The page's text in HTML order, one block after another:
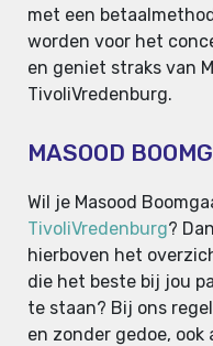
met een
worden voor het
en geniet straks van
TivoliVredenburg.
MASOOD
Wil je Masood
TivoliVredenburg?
hierboven het
die het beste bij jou
te staan? Bij ons
en zonder gedoe, ook